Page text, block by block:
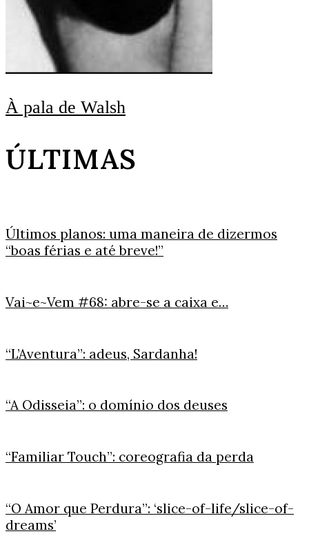
À pala de Walsh
ÚLTIMAS
Últimos planos: uma maneira de dizermos
“boas férias e até breve!”
Vai~e~Vem #68: abre-se a caixa e…
“L’Aventura”: adeus, Sardanha!
“A Odisseia”: o domínio dos deuses
“Familiar Touch”: coreografia da perda
“O Amor que Perdura”: ‘slice-of-life/slice-of-
dreams’